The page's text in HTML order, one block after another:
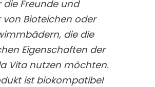
die Freunde und
von Bioteichen oder
die die
Eigenschaften der
Vita nutzen möchten.
ist biokompatibel